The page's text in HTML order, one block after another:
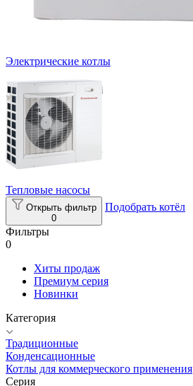
Электрические котлы
Тепловые насосы
Открыть фильтр
0
Подобрать котёл
Фильтры
0
Хиты продаж
Премиум серия
Новинки
Категория
Традиционные
Конденсационные
Котлы для коммерческого применения
Серия